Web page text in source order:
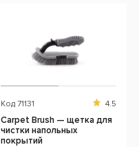
Код 71131 4.5
Carpet Brush — щетка для
чистки напольных
покрытий